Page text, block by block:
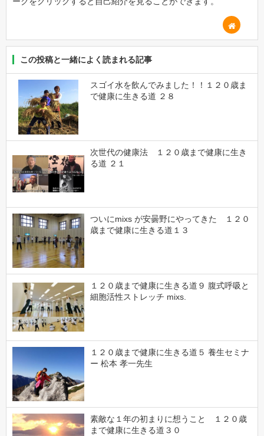
この投稿と一緒によく読まれる記事
スゴイ水を飲んでみました！！１２０歳ま
で健康に生きる道 ２８
次世代の健康法 １２０歳まで健康に生き
る道 ２１
ついにmixs が安曇野にやってきた １２０
歳まで健康に生きる道１３
１２０歳まで健康に生きる道９ 腹式呼吸と
細胞活性ストレッチ mixs.
１２０歳まで健康に生きる道５ 養生セミナ
ー 松本 孝一先生
素敵な１年の初まりに想うこと １２０歳
まで健康に生きる道３０